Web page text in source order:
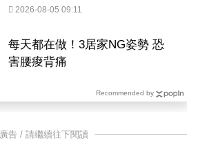
2026-08-05 09:11
每天都在做！3居家NG姿勢 恐
害腰痠背痛
Recommended by
廣告 / 請繼續往下閱讀